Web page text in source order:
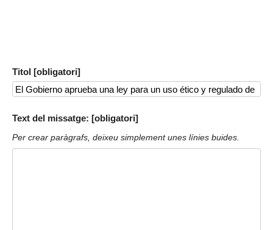
Titol [obligatori]
Text del missatge: [obligatori]
Per crear paràgrafs, deixeu simplement unes línies buides.